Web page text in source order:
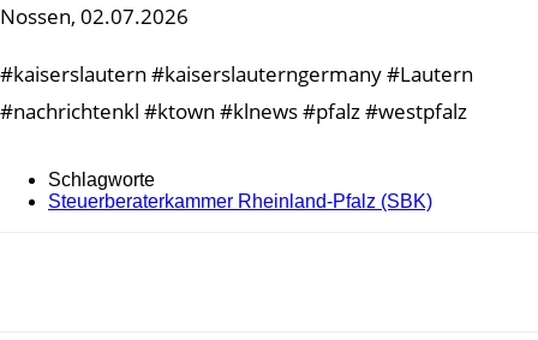
Nossen, 02.07.2026
#kaiserslautern #kaiserslauterngermany #Lautern
#nachrichtenkl #ktown #klnews #pfalz #westpfalz
Schlagworte
Steuerberaterkammer Rheinland-Pfalz (SBK)